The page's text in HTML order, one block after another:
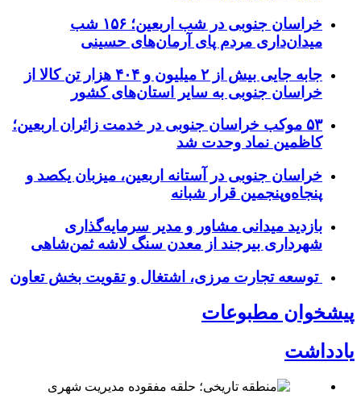
خراسان جنوبی در شب اربعین؛ ۱۵۶ شب
میدان‌داری مردم پای آرمان‌های حسینی
جابه جایی بیش از ۲ میلیون و ۴۰۴ هزار تن کالا از
خراسان جنوبی به سایر استان‌های کشور
۵۳ موکب خراسان جنوبی در خدمت زائران اربعین؛
کاظمین نماد وحدت شد
خراسان جنوبی در آستانه اربعین، میزبان یکصد و
پنجاه‌وپنجمین قرار شبانه
بازدید میدانی مشاور و مدیر سرمایه‌گذاری
شهرداری بیرجند از معدن سنگ لاشه ثمن‌شاهی
توسعه تجارت مرزی، اشتغال و تقویت بخش تعاون
پیشخوان مطبوعات
یادداشت